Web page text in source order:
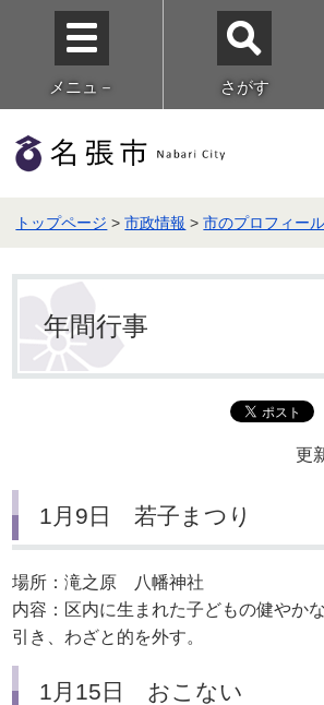
メニュ－ さがす
トップページ >市政情報 >市のプロフィール
年間行事
更
1月9日 若子まつり
場所：滝之原 八幡神社
内容：区内に生まれた子どもの健やか
引き、わざと的を外す。
1月15日 おこない